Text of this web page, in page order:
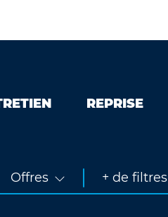
REPRISE
Offres + de filtres